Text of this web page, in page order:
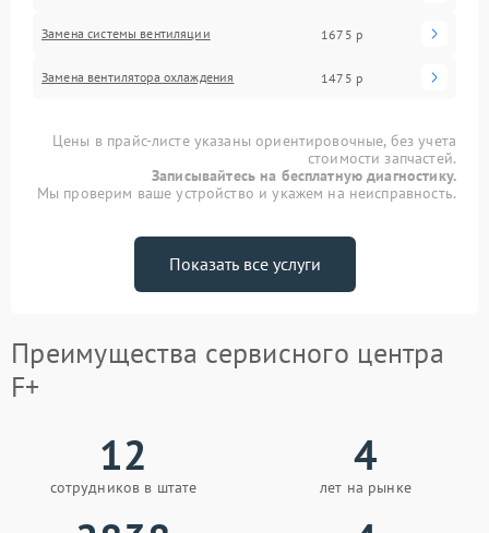
Замена системы вентиляции 1675 р
Замена вентилятора охлаждения 1475 р
Цены в прайс-листе указаны ориентировочные, без учета
стоимости запчастей.
Записывайтесь на бесплатную диагностику.
Мы проверим ваше устройство и укажем на неисправность.
Показать все услуги
Преимущества сервисного центра
F+
12
сотрудников в штате
4
лет на рынке